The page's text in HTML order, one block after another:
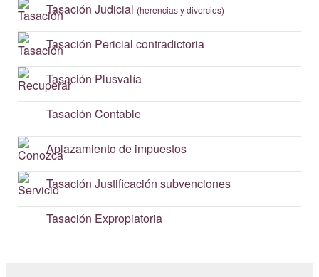
Tasación Judicial (herencias y divorcios)
Tasación Pericial contradictoria
Tasación Plusvalía
Tasación Contable
Aplazamientode impuestos
Tasación Justificación subvenciones
Tasación Expropiatoria